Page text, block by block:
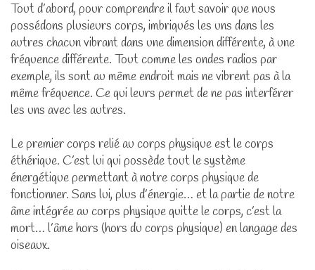
Tout d’abord, pour comprendre il faut savoir que nous
possédons plusieurs corps, imbriqués les uns dans les
autres chacun vibrant dans une dimension différente, à une
fréquence différente. Tout comme les ondes radios par
exemple, ils sont au même endroit mais ne vibrent pas à la
même fréquence. Ce qui leurs permet de ne pas interférer
les uns avec les autres.
Le premier corps relié au corps physique est le corps
éthérique. C’est lui qui possède tout le système
énergétique permettant à notre corps physique de
fonctionner. Sans lui, plus d’énergie… et la partie de notre
âme intégrée au corps physique quitte le corps, c’est la
mort… l’âme hors (hors du corps physique) en langage des
oiseaux.